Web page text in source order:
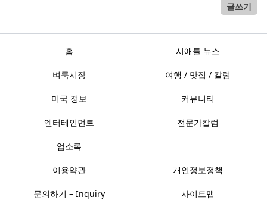
글쓰기
홈 시애틀 뉴스
벼룩시장 여행 / 맛집 / 칼럼
미국 정보 커뮤니티
엔터테인먼트 전문가칼럼
업소록
이용약관 개인정보정책
문의하기 – Inquiry 사이트맵